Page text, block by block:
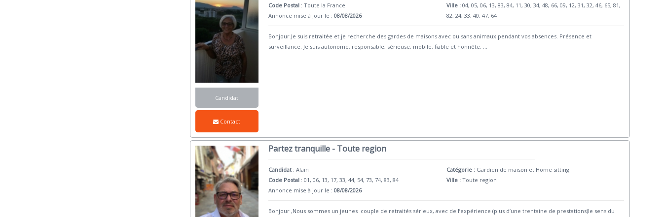
Candidat
Contact
Code Postal : Toute la France
Annonce mise à jour le :08/08/2026
Ville : 04, 05, 06, 13, 83, 84, 11, 30, 34, 48, 66, 09, 12, 31, 32, 46, 65, 81,
82, 24, 33, 40, 47, 64
Bonjour.Je suis retraitée et je recherche des gardes de maisons avec ou sans animaux pendant vos absences. Présence et
surveillance. Je suis autonome, responsable, sérieuse, mobile, fiable et honnête.
Partez tranquille - Toute region
Candidat :Alain
Code Postal : 01, 06, 13, 17, 33, 44, 54, 73, 74, 83, 84
Annonce mise à jour le :08/08/2026
Catégorie : Gardien de maison et Home sitting
Ville : Toute region
Bonjour ,Nous sommes un jeunes couple de retraités sérieux, avec de l’expérience (plus d’une trentaine de prestations)le sens du